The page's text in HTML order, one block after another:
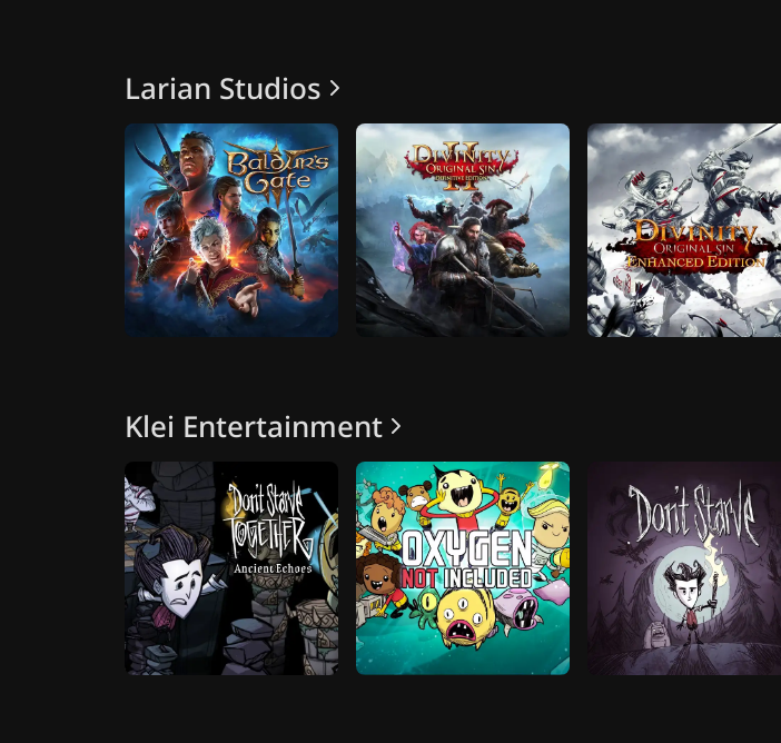
Larian Studios
Klei Entertainment